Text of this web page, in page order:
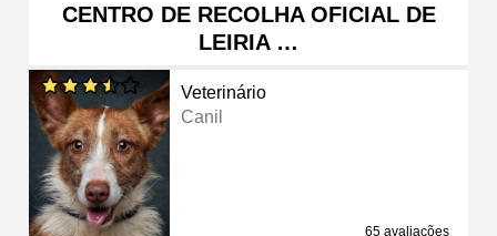
CENTRO DE RECOLHA OFICIAL DE
LEIRIA …
Veterinário
Canil
65 avaliações